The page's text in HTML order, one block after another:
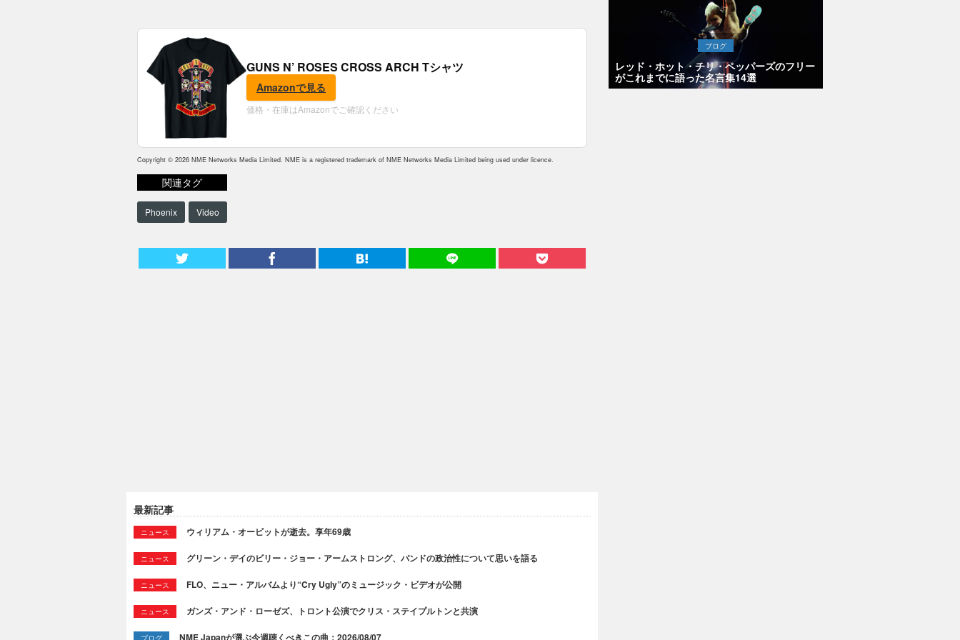
GUNS N’ ROSES CROSS ARCH Tシャツ
Amazonで見る
価格・在庫はAmazonでご確認ください
Copyright © 2026 NME Networks Media Limited. NME is a registered trademark of NME Networks Media Limited being used under licence.
関連タグ
Phoenix Video
最新記事
ニュース ウィリアム・オービットが逝去。享年69歳
ニュース グリーン・デイのビリー・ジョー・アームストロング、バンドの政治性について思いを語る
ニュース FLO、ニュー・アルバムより“Cry Ugly”のミュージック・ビデオが公開
ニュース ガンズ・アンド・ローゼズ、トロント公演でクリス・ステイプルトンと共演
NME Japanが選ぶ今週聴くべきこの曲：2026/08/07
ブログ
レッド・ホット・チリ・ペッパーズのフリー
がこれまでに語った名言集14選